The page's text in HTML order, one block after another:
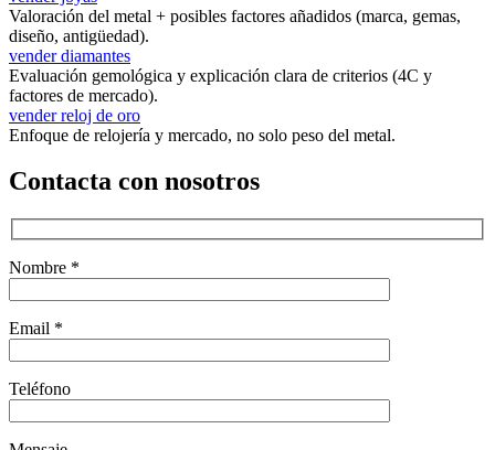
Valoración del metal + posibles factores añadidos (marca, gemas,
diseño, antigüedad).
vender diamantes
Evaluación gemológica y explicación clara de criterios (4C y
factores de mercado).
vender reloj de oro
Enfoque de relojería y mercado, no solo peso del metal.
Contacta con nosotros
Nombre *
Email *
Teléfono